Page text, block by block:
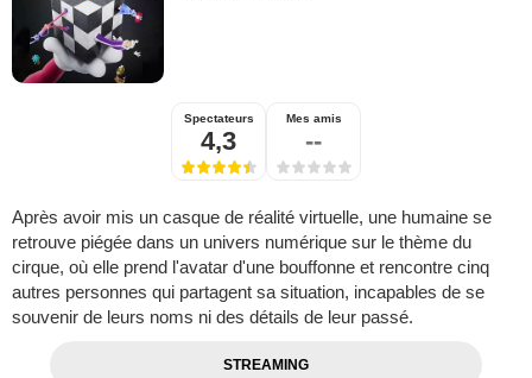
Spectateurs
4,3
Mes amis
--
Après avoir mis un casque de réalité virtuelle, une humaine se
retrouve piégée dans un univers numérique sur le thème du
cirque, où elle prend l'avatar d'une bouffonne et rencontre cinq
autres personnes qui partagent sa situation, incapables de se
souvenir de leurs noms ni des détails de leur passé.
STREAMING